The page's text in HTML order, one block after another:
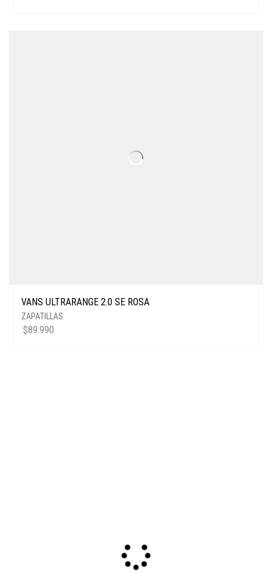
VANS ULTRARANGE 2.0 SE ROSA
ZAPATILLAS
$89.990